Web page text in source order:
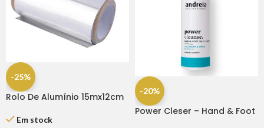
-25%
Rolo De Alumínio 15mx12cm
Em stock
-20%
Power Cleser – Hand & Foot